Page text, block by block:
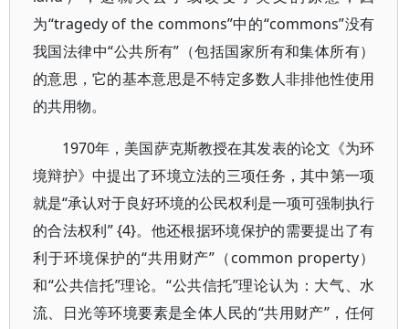
为“tragedy of the commons”中的“commons”没有
我国法律中“公共所有”（包括国家所有和集体所有）
的意思，它的基本意思是不特定多数人非排他性使用
的共用物。
1970年，美国萨克斯教授在其发表的论文《为环
境辩护》中提出了环境立法的三项任务，其中第一项
就是“承认对于良好环境的公民权利是一项可强制执行
的合法权利” {4}。他还根据环境保护的需要提出了有
利于环境保护的“共用财产”（common property）
和“公共信托”理论。“公共信托”理论认为：大气、水
流、日光等环境要素是全体人民的“共用财产”，任何